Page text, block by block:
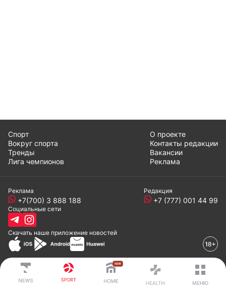
Спорт
Вокруг спорта
Тренды
Лига чемпионов
О проекте
Контакты редакции
Вакансии
Реклама
Реклама
+7(700) 3 888 188
Редакция
+7 (777) 001 44 99
Социальные сети
Скачать наше приложение новостей
© 2008-2024 ТОО «EML»